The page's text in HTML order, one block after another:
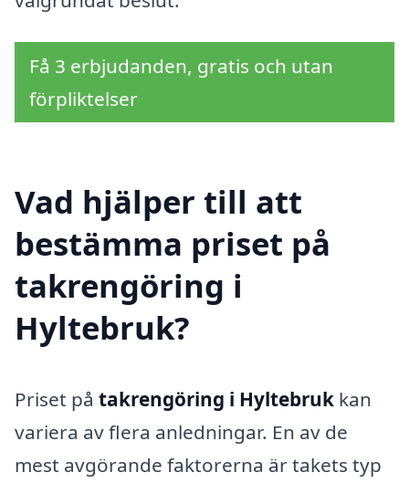
Få 3 erbjudanden, gratis och utan
förpliktelser
Vad hjälper till att
bestämma priset på
takrengöring i
Hyltebruk?
Priset på takrengöring i Hyltebruk kan
variera av flera anledningar. En av de
mest avgörande faktorerna är takets typ